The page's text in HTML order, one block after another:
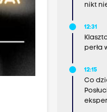
nikt
12:31
perła
12:15
Co